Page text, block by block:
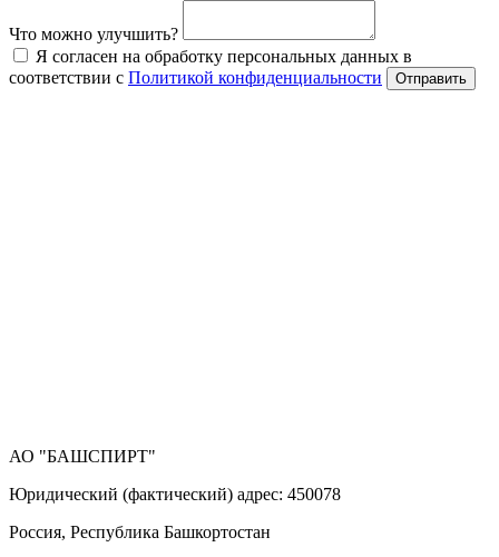
Что можно улучшить?
Я согласен на обработку персональных данных в
соответствии с Политикой конфиденциальности Отправить
АО "БАШСПИРТ"
Юридический (фактический) адрес: 450078
Россия, Республика Башкортостан